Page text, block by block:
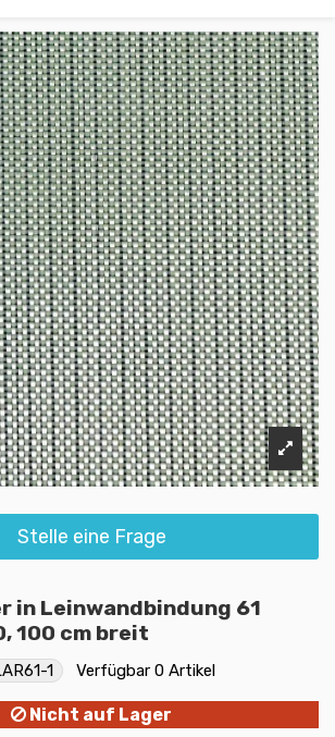
Stelle eine Frage
in Leinwandbindung 61
100 cm breit
1 Verfügbar 0 Artikel
Nicht auf Lager